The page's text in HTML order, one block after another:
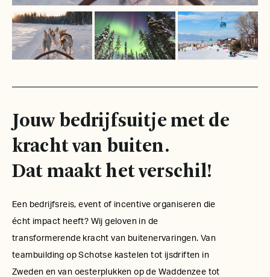
Jouw bedrijfsuitje met de
kracht van buiten.
Dat maakt het verschil!
Een bedrijfsreis, event of incentive organiseren die
écht impact heeft? Wij geloven in de
transformerende kracht van buitenervaringen. Van
teambuilding op Schotse kastelen tot ijsdriften in
Zweden en van oesterplukken op de Waddenzee tot